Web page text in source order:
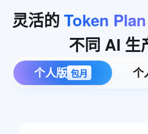
灵活的 Token Plan
不同 AI 生
个人版 包月 个